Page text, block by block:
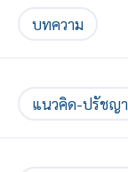
บทความ
แนวคิด-ปรัชญา